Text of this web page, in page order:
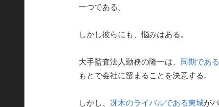
一つである。
しかし彼らにも、悩みはある。
大手監査法人勤務の隆一は、 同期であ
もとで会社に留まることを決意する。
しかし、 冴木のライバルである東城が